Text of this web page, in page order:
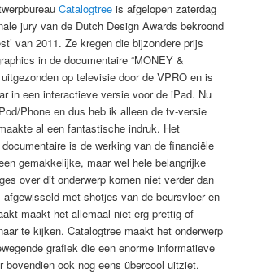
Catalogtree is afgelopen zaterdag
jury van de Dutch Design Awards bekroond
van 2011. Ze kregen die bijzondere prijs
in de documentaire “MONEY &
op televisie door de VPRO en is
in een interactieve versie voor de iPad. Nu
Phone en dus heb ik alleen de tv-versie
al een fantastische indruk. Het
is de werking van de financiële
gemakkelijke, maar wel hele belangrijke
over dit onderwerp komen niet verder dan
afgewisseld met shotjes van de beursvloer en
maakt het allemaal niet erg prettig of
te kijken. Catalogtree maakt het onderwerp
grafiek die een enorme informatieve
bovendien ook nog eens übercool uitziet.